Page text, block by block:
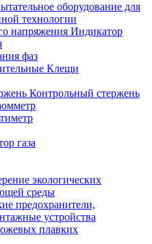
оборудование для
технологии
Индикатор
фаз
Клещи
Контрольный стержень
газа
экологических
среды
предохранители,
устройства